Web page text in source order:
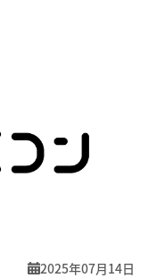
2025年07月14日